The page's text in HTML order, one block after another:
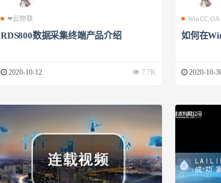
❤云物联
RDS800数据采集终端产品介绍
2020-10-12 7.7K
WinCC
如何在
2020-10-